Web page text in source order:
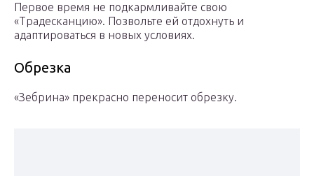
Первое время не подкармливайте свою
«Традесканцию». Позвольте ей отдохнуть и
адаптироваться в новых условиях.
Обрезка
«Зебрина» прекрасно переносит обрезку.